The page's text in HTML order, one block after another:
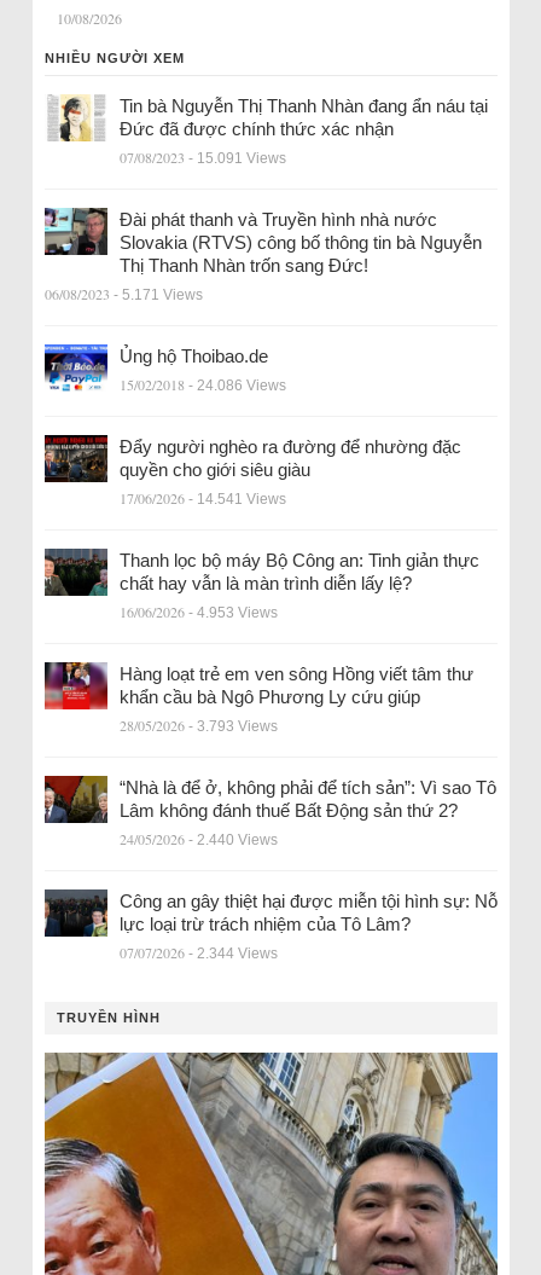
10/08/2026
NHIỀU NGƯỜI XEM
Tin bà Nguyễn Thị Thanh Nhàn đang ẩn náu tại
Đức đã được chính thức xác nhận
07/08/2023 - 15.091 Views
Đài phát thanh và Truyền hình nhà nước
Slovakia (RTVS) công bố thông tin bà Nguyễn
Thị Thanh Nhàn trốn sang Đức!
06/08/2023 - 5.171 Views
Ủng hộ Thoibao.de
15/02/2018 - 24.086 Views
Đẩy người nghèo ra đường để nhường đặc
quyền cho giới siêu giàu
17/06/2026 - 14.541 Views
Thanh lọc bộ máy Bộ Công an: Tinh giản thực
chất hay vẫn là màn trình diễn lấy lệ?
16/06/2026 - 4.953 Views
Hàng loạt trẻ em ven sông Hồng viết tâm thư
khẩn cầu bà Ngô Phương Ly cứu giúp
28/05/2026 - 3.793 Views
“Nhà là để ở, không phải để tích sản”: Vì sao Tô
Lâm không đánh thuế Bất Động sản thứ 2?
24/05/2026 - 2.440 Views
Công an gây thiệt hại được miễn tội hình sự: Nỗ
lực loại trừ trách nhiệm của Tô Lâm?
07/07/2026 - 2.344 Views
TRUYỀN HÌNH